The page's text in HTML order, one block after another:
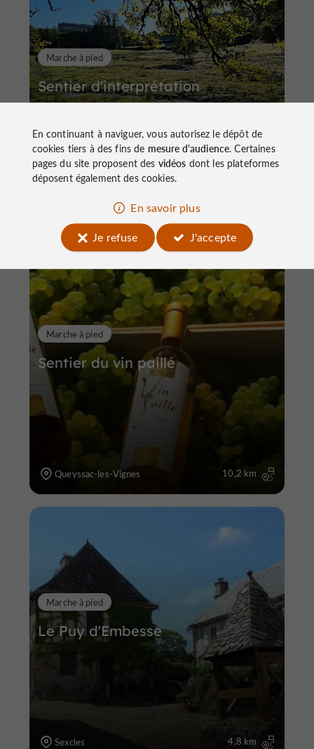
Sentier d'interprétation
Marche à pied
Sentier du vin paillé
Marche à pied
Queyssac-les-Vignes 10,2 km
Le Puy d'Embesse
Marche à pied
Sexcles 4,8 km
En continuant à naviguer, vous autorisez le dépôt de
cookies tiers à des fins de mesure d'audience. Certaines
pages du site proposent des vidéos dont les plateformes
déposent également des cookies.
En savoir plus
Je refuse
J'accepte